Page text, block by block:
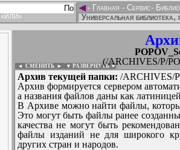
«ИЛИ»
◄- Главная - Сервис-
Универсальная библиотека,
(/ARCHIVES/P/
◄ СМЕНИТЬ ► ▼ РАЗВЕРНУТЬ ▼
Архив текущей папки: /ARCHIVES/
Архив формируется сервером
а названия файлов даны как
В Архиве можно найти файлы,
Это могут быть файлы ранее
качества не могут быть
файлы изданий не для широкого
других стран и народов.